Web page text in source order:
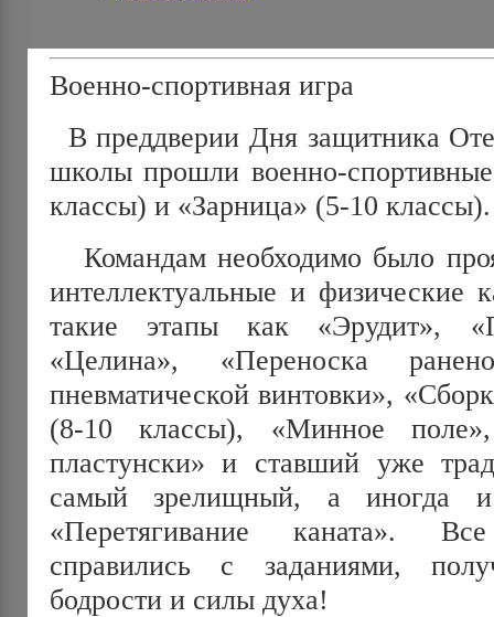
Военно-спортивная игра
В преддверии Дня защитника
школы прошли военно-
классы) и «Зарница» (5-10 классы).
Командам необходимо было
интеллектуальные и физические
такие этапы как «Эрудит»,
«Целина», «Переноска
пневматической винтовки»,
(8-10 классы), «Минное
пластунски» и ставший уже
самый зрелищный, а иногда
«Перетягивание каната».
справились с заданиями,
бодрости и силы духа!